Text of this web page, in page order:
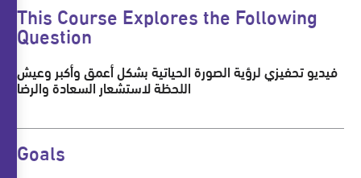
This Course Explores the Following
Question
فيديو تحفيزي لرؤية الصورة الحياتية بشكل أعمق وأكبر وعيش
اللحظة لاستشعار السعادة والرضا
Goals